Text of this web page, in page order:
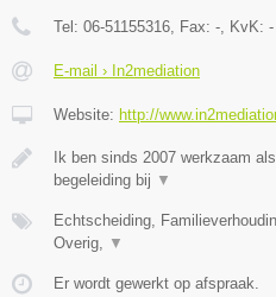
Tel: 06-51155316 , Fax: - , KvK: -
E-mail › In2mediation
Website: http://
Ik ben sinds 2007 werkzaam
begeleiding bij ▼
Echtscheiding,
Overig,
▼
Er wordt gewerkt op afspraak.